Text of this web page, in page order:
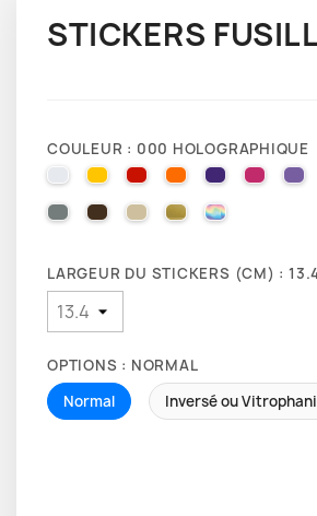
STICKERS
COULEUR : 000 HOLOGRAPHIQUE
010 WHITE025 BRIMSTONE YELLOW
031 RED035 PASTEL040 VIOLET
041
071 GREY080 BROWN
082 BEIGE
091 GOLD
000
LARGEUR DU STICKERS (CM) :
OPTIONS : NORMAL
Normal
Inversé ou